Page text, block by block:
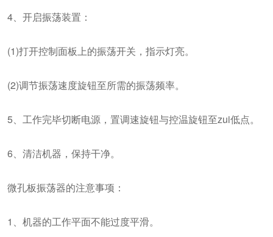
4、开启振荡装置：
(1)打开控制面板上的振荡开关，指示灯亮。
(2)调节振荡速度旋钮至所需的振荡频率。
5、工作完毕切断电源，置调速旋钮与控温旋钮至zui低点。
6、清洁机器，保持干净。
微孔板振荡器的注意事项：
1、机器的工作平面不能过度平滑。